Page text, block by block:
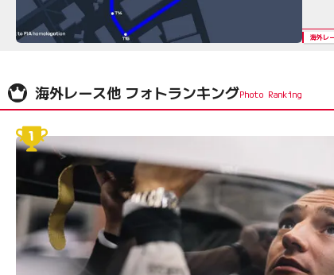
海外レ
海外レース他 フォトランキング